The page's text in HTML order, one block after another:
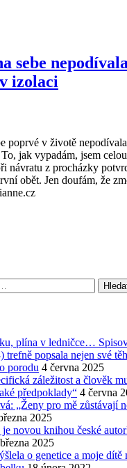
sebe
izolaci
poprvé v životě
jak vypadám, jsem
návratu z procházky
obět. Jen doufám, že
plína v ledničce…
trefně popsala nejen své
porodu 4 června 2025
záležitost a člověk
předpoklady“ 4 června
„Ženy pro mě zůstávají
2025
je novou knihou české
2025
o genetice a moje